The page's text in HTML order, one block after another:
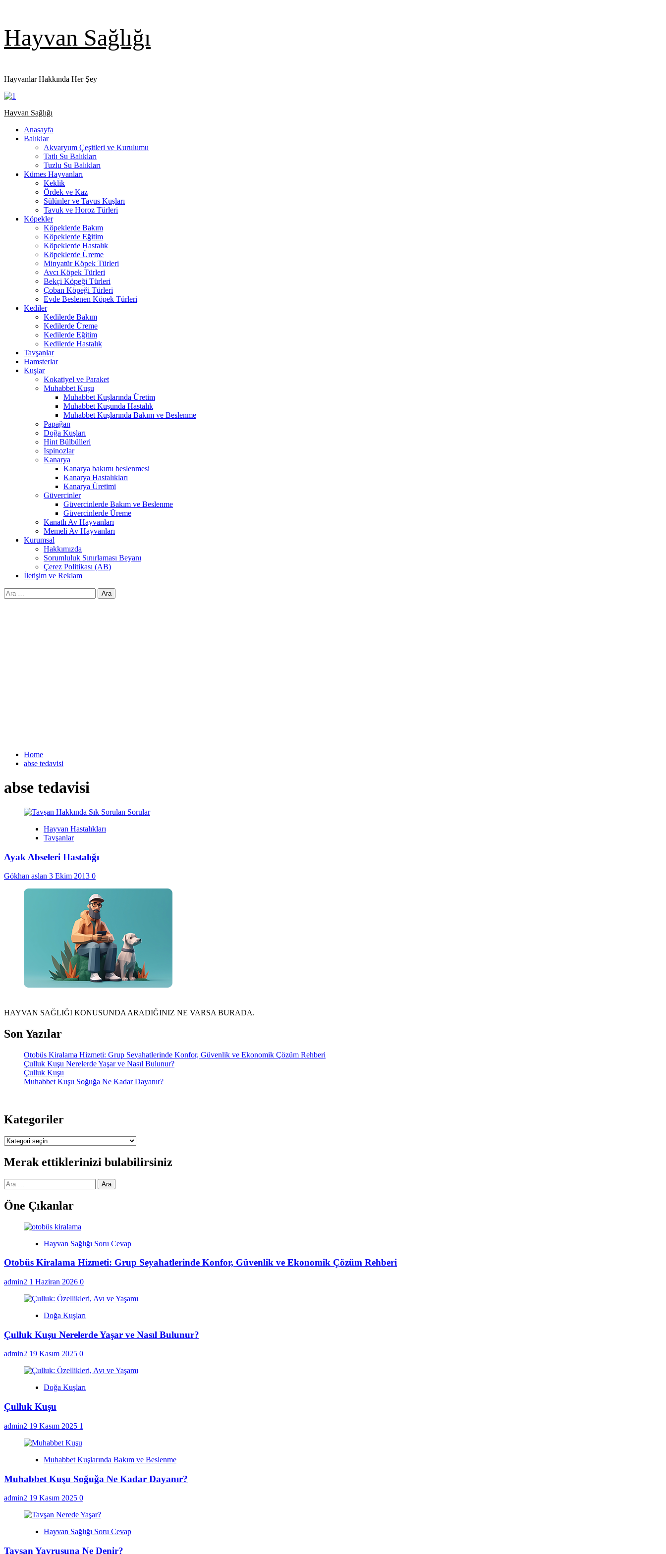
to
content
Hayvan Sağlığı
Hayvanlar Hakkında Her Şey
Primary
Hayvan Sağlığı
Anasayfa
Balıklar
Akvaryum Çeşitleri ve Kurulumu
Tatlı Su Balıkları
Tuzlu Su Balıkları
Kümes Hayvanları
Keklik
Ördek ve Kaz
Sülünler ve Tavus Kuşları
Tavuk ve Horoz Türleri
Köpekler
Köpeklerde Bakım
Köpeklerde Eğitim
Köpeklerde Hastalık
Köpeklerde Üreme
Minyatür Köpek Türleri
Avcı Köpek Türleri
Bekçi Köpeği Türleri
Çoban Köpeği Türleri
Evde Beslenen Köpek Türleri
Kediler
Kedilerde Bakım
Kedilerde Üreme
Kedilerde Eğitim
Kedilerde Hastalık
Tavşanlar
Hamsterlar
Kuşlar
Kokatiyel ve Paraket
Muhabbet Kuşu
Muhabbet Kuşlarında Üretim
Muhabbet Kuşunda Hastalık
Muhabbet Kuşlarında Bakım ve Beslenme
Papağan
Doğa Kuşları
Hint Bülbülleri
İspinozlar
Kanarya
Kanarya bakımı beslenmesi
Kanarya Hastalıkları
Kanarya Üretimi
Güvercinler
Güvercinlerde Bakım ve Beslenme
Güvercinlerde Üreme
Kanatlı Av Hayvanları
Memeli Av Hayvanları
Kurumsal
Hakkımızda
Sorumluluk Sınırlaması Beyanı
Çerez Politikası (AB)
İletişim ve Reklam
Arama:
Home
abse tedavisi
abse tedavisi
Hayvan Hastalıkları
Tavşanlar
Ayak Abseleri Hastalığı
Gökhan aslan 3 Ekim 2013 0
HAYVAN SAĞLIĞI KONUSUNDA ARADIĞINIZ NE VARSA BURADA.
Son Yazılar
Otobüs Kiralama Hizmeti: Grup Seyahatlerinde Konfor, Güvenlik ve Ekonomik Çözüm Rehberi
Çulluk Kuşu Nerelerde Yaşar ve Nasıl Bulunur?
Çulluk Kuşu
Muhabbet Kuşu Soğuğa Ne Kadar Dayanır?
Kategoriler
Kategoriler
Merak ettiklerinizi bulabilirsiniz
Arama:
Öne Çıkanlar
Hayvan Sağlığı Soru Cevap
Otobüs Kiralama Hizmeti: Grup Seyahatlerinde Konfor, Güvenlik ve Ekonomik Çözüm Rehberi
admin2 1 Haziran 2026 0
Doğa Kuşları
Çulluk Kuşu Nerelerde Yaşar ve Nasıl Bulunur?
admin2 19 Kasım 2025 0
Doğa Kuşları
Çulluk Kuşu
admin2 19 Kasım 2025 1
Muhabbet Kuşlarında Bakım ve Beslenme
Muhabbet Kuşu Soğuğa Ne Kadar Dayanır?
admin2 19 Kasım 2025 0
Hayvan Sağlığı Soru Cevap
Tavşan Yavrusuna Ne Denir?